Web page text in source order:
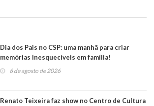
Dia dos Pais no CSP: uma manhã para criar
memórias inesquecíveis em família!
6 de agosto de 2026
Renato Teixeira faz show no Centro de Cultura